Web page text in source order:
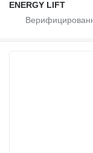
ENERGY LIFT